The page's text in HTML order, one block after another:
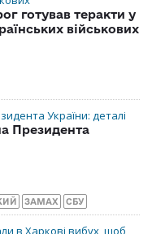
готував теракти у
військових
Президента
ЗАМАХ СБУ